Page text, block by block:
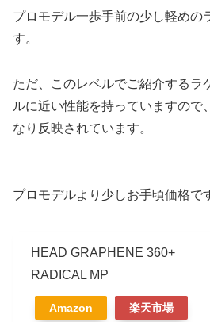
プロモデル一歩手前の少し軽めの
す。
ただ、このレベルでご紹介するラ
ルに近い性能を持っていますので
なり反映されています。
プロモデルより少しお手頃価格で
HEAD GRAPHENE 360+
RADICAL MP
Amazon 楽天市場